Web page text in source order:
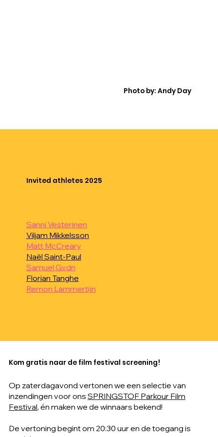
Photo by: Andy Day
Invited athletes 2025
Sanni Vesterinen
Viljam Mikkelsson
Matt McCreary
Naël Saint-Paul
Samuel Gvdn
Florian Tanghe
Remon Lammertijn
Kom gratis naar de film festival screening!
Op zaterdagavond vertonen we een selectie van
inzendingen voor ons SPRINGSTOF Parkour Film
Festival, én maken we de winnaars bekend!
De vertoning begint om 20:30 uur en de toegang is